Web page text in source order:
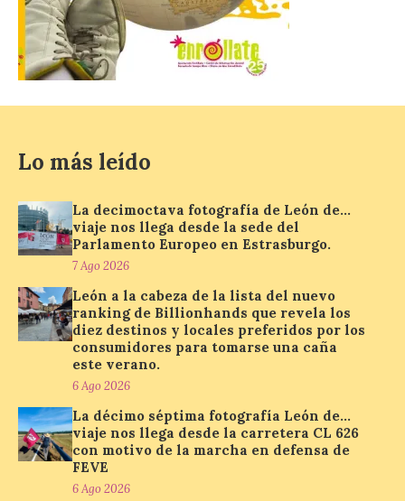
El Gobierno de España
lanza un visor web para
localizar y disfrutar del
eclipse solar del 12 de
agosto con seguridad
Se trata de un visor web
posición exacta del Sol y
así localizar el lugar ideal
para observar el eclipse
solar del 12 de agosto de 2026 sin
obstáculos. El visor es una herramienta a
Paradores renueva su
compromiso con La Vuelta
como patrocinador oficial
7 Ago 2026
volverá a estar presente
Lo más leído
La decimoctava fotografía de León de…
viaje nos llega desde la sede del
Parlamento Europeo en Estrasburgo.
7 Ago 2026
León a la cabeza de la lista del nuevo
ranking de Billionhands que revela los
diez destinos y locales preferidos por los
consumidores para tomarse una caña
este verano.
6 Ago 2026
La décimo séptima fotografía León de…
viaje nos llega desde la carretera CL 626
con motivo de la marcha en defensa de
FEVE
6 Ago 2026